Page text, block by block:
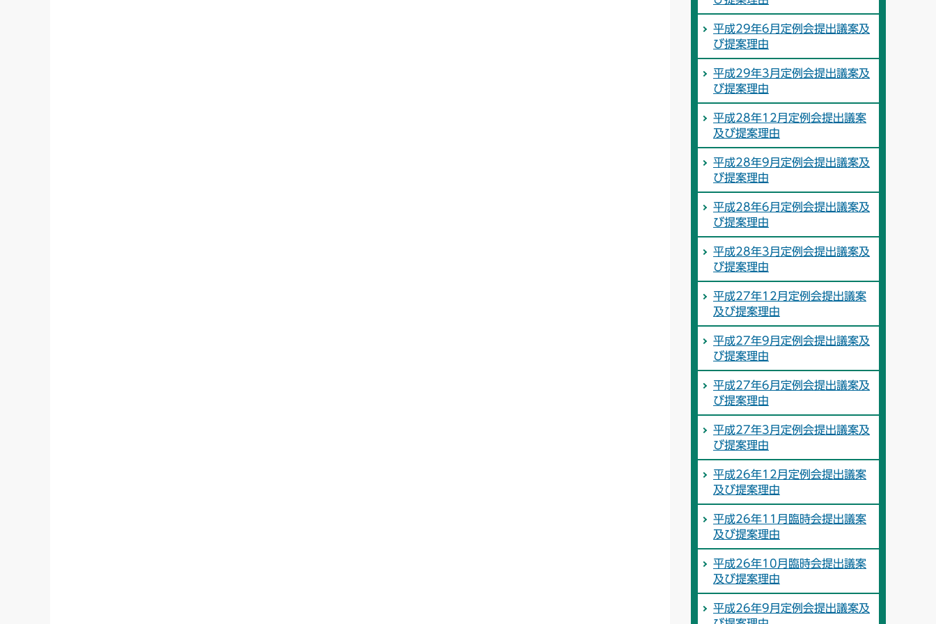
平成29年6月定例会提出議案及
び提案理由
平成29年3月定例会提出議案及
び提案理由
平成28年12月定例会提出議案
及び提案理由
平成28年9月定例会提出議案及
び提案理由
平成28年6月定例会提出議案及
び提案理由
平成28年3月定例会提出議案及
び提案理由
平成27年12月定例会提出議案
及び提案理由
平成27年9月定例会提出議案及
び提案理由
平成27年6月定例会提出議案及
び提案理由
平成27年3月定例会提出議案及
び提案理由
平成26年12月定例会提出議案
及び提案理由
平成26年11月臨時会提出議案
及び提案理由
平成26年10月臨時会提出議案
及び提案理由
平成26年9月定例会提出議案及